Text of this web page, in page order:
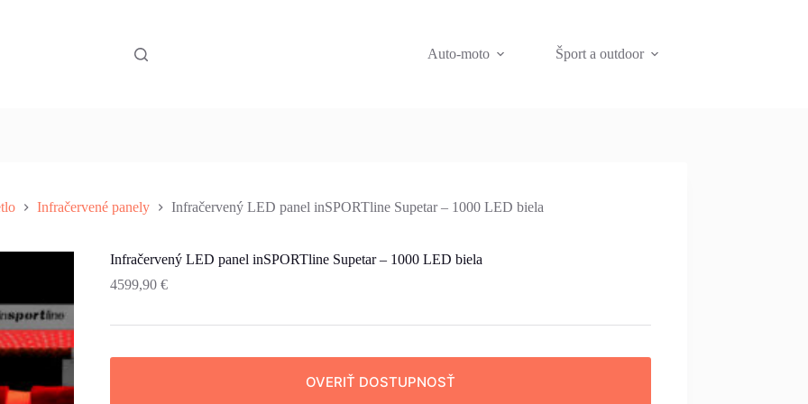
Auto-moto Šport a outdoor
Infračervené panely Infračervený LED panel inSPORTline Supetar – 1000 LED biela
Infračervený LED panel inSPORTline Supetar – 1000 LED biela
4599,90€
OVERIŤ DOSTUPNOSŤ